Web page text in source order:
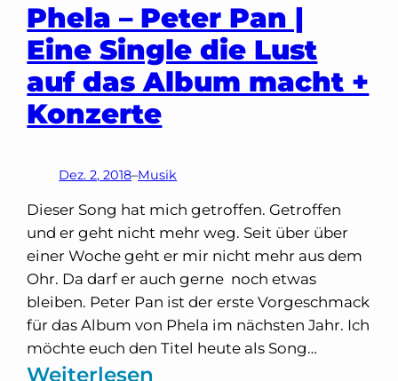
Phela – Peter Pan |
Eine Single die Lust
auf das Album macht +
Konzerte
Dez. 2, 2018–Musik
Dieser Song hat mich getroffen. Getroffen
und er geht nicht mehr weg. Seit über über
einer Woche geht er mir nicht mehr aus dem
Ohr. Da darf er auch gerne noch etwas
bleiben. Peter Pan ist der erste Vorgeschmack
für das Album von Phela im nächsten Jahr. Ich
möchte euch den Titel heute als Song…
Weiterlesen